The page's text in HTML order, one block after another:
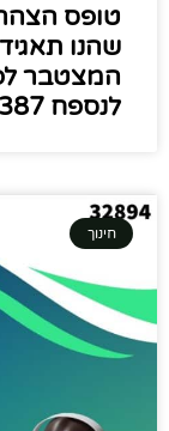
טופס
שהנו
המצטבר
לנספח 387
חינוך